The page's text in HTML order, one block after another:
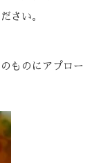
さい。
ものにアプロー